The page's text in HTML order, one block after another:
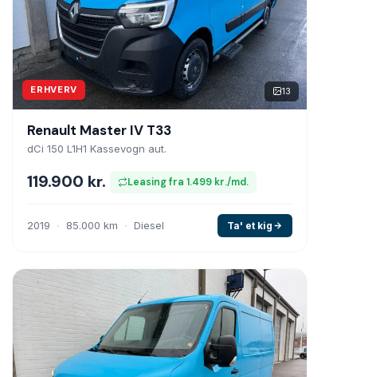
ERHVERV 13
Renault Master IV T33
dCi 150 L1H1 Kassevogn aut.
119.900 kr. Leasing fra 1.499 kr./md.
2019 85.000 km Diesel Ta' et kig